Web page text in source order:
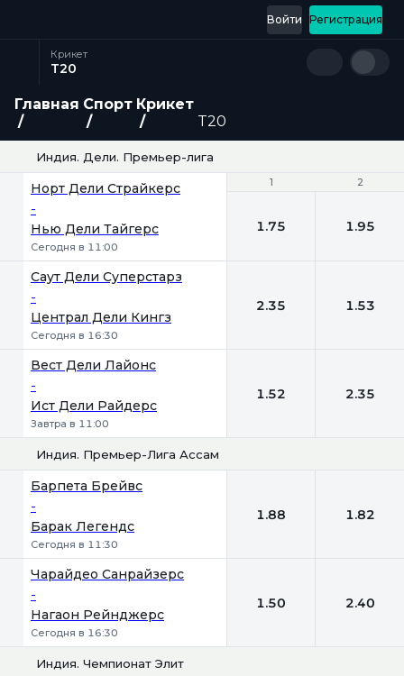
Регистрация
Войти
Крикет
T20
Главная Спорт Крикет
T20
Индия. Дели. Премьер-лига
1 2
Норт Дели Страйкерс
-
Нью Дели Тайгерс
Сегодня в 11:00
1 2
1.75 1.95
Саут Дели Суперстарз
-
Централ Дели Кингз
Сегодня в 16:30
2.35 1.53
Вест Дели Лайонс
-
Ист Дели Райдерс
Завтра в 11:00
1.52 2.35
Индия. Премьер-Лига Ассам
Барпета Брейвс
-
Барак Легендс
Сегодня в 11:30
1.88 1.82
Чарайдео Санрайзерс
-
Нагаон Рейнджерс
Сегодня в 16:30
1.50 2.40
Индия. Чемпионат Элит